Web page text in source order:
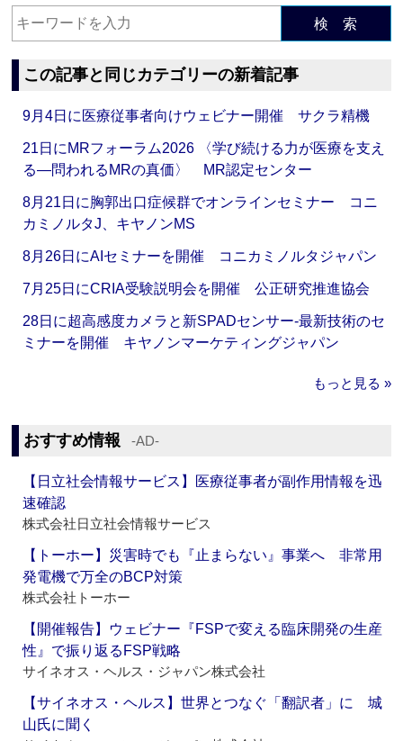
検 索
この記事と同じカテゴリーの新着記事
9月4日に医療従事者向けウェビナー開催 サクラ精機
21日にMRフォーラム2026 〈学び続ける力が医療を支え
る―問われるMRの真価〉 MR認定センター
8月21日に胸郭出口症候群でオンラインセミナー コニ
カミノルタJ、キヤノンMS
8月26日にAIセミナーを開催 コニカミノルタジャパン
7月25日にCRIA受験説明会を開催 公正研究推進協会
28日に超高感度カメラと新SPADセンサー‐最新技術のセ
ミナーを開催 キヤノンマーケティングジャパン
もっと見る »
おすすめ情報 ‐AD‐
【日立社会情報サービス】医療従事者が副作用情報を迅
速確認
株式会社日立社会情報サービス
【トーホー】災害時でも『止まらない』事業へ 非常用
発電機で万全のBCP対策
株式会社トーホー
【開催報告】ウェビナー『FSPで変える臨床開発の生産
性』で振り返るFSP戦略
サイネオス・ヘルス・ジャパン株式会社
【サイネオス・ヘルス】世界とつなぐ「翻訳者」に 城
山氏に聞く